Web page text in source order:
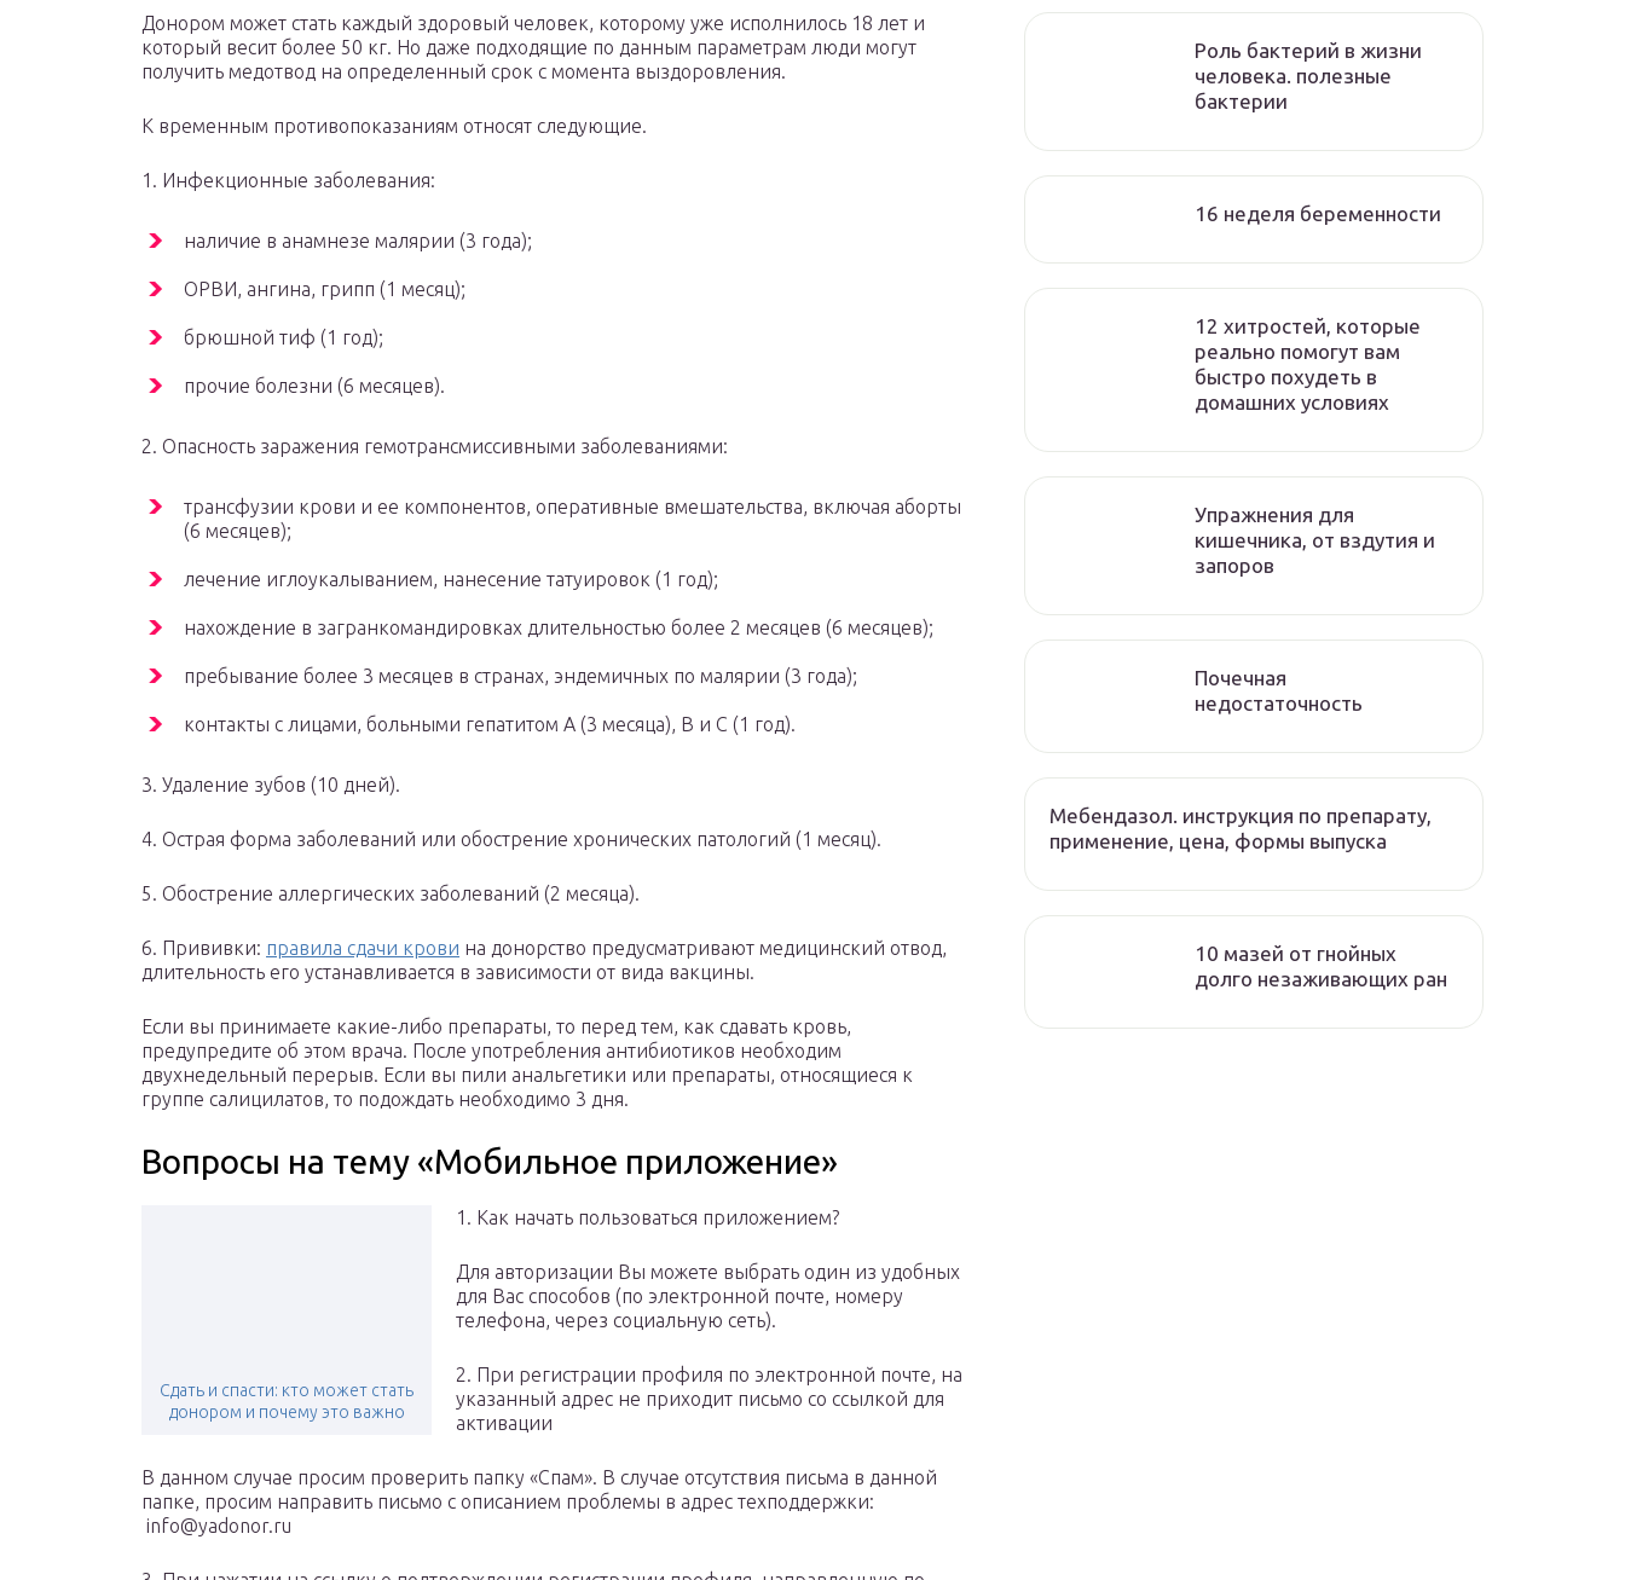
Донором может стать каждый здоровый человек, которому уже исполнилось 18 лет и
который весит более 50 кг. Но даже подходящие по данным параметрам люди могут
получить медотвод на определенный срок с момента выздоровления.
К временным противопоказаниям относят следующие.
1. Инфекционные заболевания:
наличие в анамнезе малярии (3 года);
ОРВИ, ангина, грипп (1 месяц);
брюшной тиф (1 год);
прочие болезни (6 месяцев).
2. Опасность заражения гемотрансмиссивными заболеваниями:
трансфузии крови и ее компонентов, оперативные вмешательства, включая аборты
(6 месяцев);
лечение иглоукалыванием, нанесение татуировок (1 год);
нахождение в загранкомандировках длительностью более 2 месяцев (6 месяцев);
пребывание более 3 месяцев в странах, эндемичных по малярии (3 года);
контакты с лицами, больными гепатитом А (3 месяца), В и С (1 год).
3. Удаление зубов (10 дней).
4. Острая форма заболеваний или обострение хронических патологий (1 месяц).
5. Обострение аллергических заболеваний (2 месяца).
6. Прививки: правила сдачи крови на донорство предусматривают медицинский отвод,
длительность его устанавливается в зависимости от вида вакцины.
Если вы принимаете какие-либо препараты, то перед тем, как сдавать кровь,
предупредите об этом врача. После употребления антибиотиков необходим
двухнедельный перерыв. Если вы пили анальгетики или препараты, относящиеся к
группе салицилатов, то подождать необходимо 3 дня.
Вопросы на тему «Мобильное приложение»
Сдать и спасти: кто может стать
донором и почему это важно
1. Как начать пользоваться приложением?
Для авторизации Вы можете выбрать один из удобных
для Вас способов (по электронной почте, номеру
телефона, через социальную сеть).
2. При регистрации профиля по электронной почте, на
указанный адрес не приходит письмо со ссылкой для
активации
В данном случае просим проверить папку «Спам». В случае отсутствия письма в данной
папке, просим направить письмо с описанием проблемы в адрес техподдержки:
info@yadonor.ru
Роль бактерий в жизни
человека. полезные
бактерии
16 неделя беременности
12 хитростей, которые
реально помогут вам
быстро похудеть в
домашних условиях
Упражнения для
кишечника, от вздутия и
запоров
Почечная
недостаточность
Мебендазол. инструкция по препарату,
применение, цена, формы выпуска
10 мазей от гнойных
долго незаживающих ран